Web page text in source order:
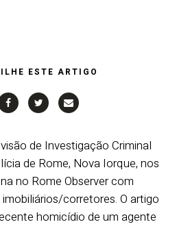
ESTE ARTIGO
de Investigação Criminal
de Rome, Nova Iorque, nos
no Rome Observer com
corretores. O artigo
homicídio de um agente